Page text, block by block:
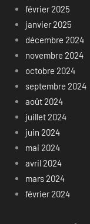
février 2025
janvier 2025
décembre 2024
novembre 2024
octobre 2024
septembre 2024
août 2024
juillet 2024
juin 2024
mai 2024
avril 2024
mars 2024
février 2024